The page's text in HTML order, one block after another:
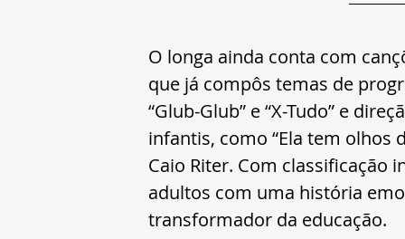
O longa ainda conta com
que já compôs temas de
“Glub-Glub” e “X-Tudo” e
infantis, como “Ela tem olhos
Caio Riter. Com classificação
adultos com uma história
transformador da educação.